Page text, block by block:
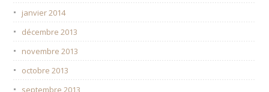
janvier 2014
décembre 2013
novembre 2013
octobre 2013
septembre 2013